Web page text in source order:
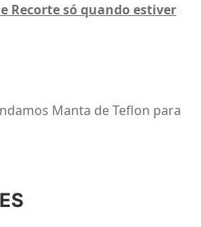
Recorte só quando estiver
Manta de Teflon para